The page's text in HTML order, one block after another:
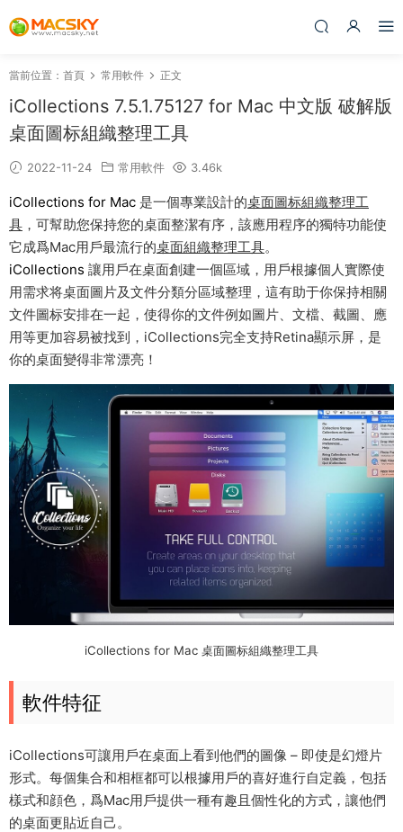
當前位置： 首頁 常用軟件 正文
iCollections 7.5.1.75127 for Mac 中文版 破解版
桌面圖标組織整理工具
2022-11-24 常用軟件 3.46k
iCollections for Mac 是一個專業設計的桌面圖标組織整理工
具 ，可幫助您保持您的桌面整潔有序，該應用程序的獨特功能使
它成爲Mac用戶最流行的桌面組織整理工具。
iCollections 讓用戶在桌面創建一個區域，用戶根據個人實際使
用需求将桌面圖片及文件分類分區域整理，這有助于你保持相關
文件圖标安排在一起，使得你的文件例如圖片、文檔、截圖、應
用等更加容易被找到，iCollections完全支持Retina顯示屏，是
你的桌面變得非常漂亮！
iCollections for Mac 桌面圖标組織整理工具
軟件特征
iCollections可讓用戶在桌面上看到他們的圖像 – 即使是幻燈片
形式。每個集合和相框都可以根據用戶的喜好進行自定義，包括
樣式和顔色，爲Mac用戶提供一種有趣且個性化的方式，讓他們
的桌面更貼近自己。